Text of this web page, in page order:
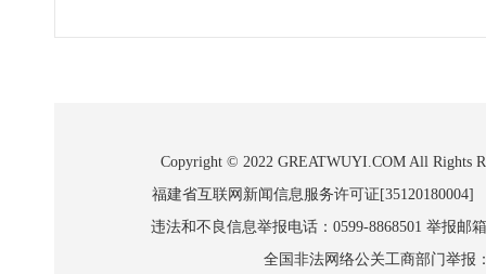
Copyright © 2022 GREATWUYI.COM All Rights
福建省互联网新闻信息服务许可证
违法和不良信息举报电话：0599-8868501 举报邮
全国非法网络公关工商部门举报